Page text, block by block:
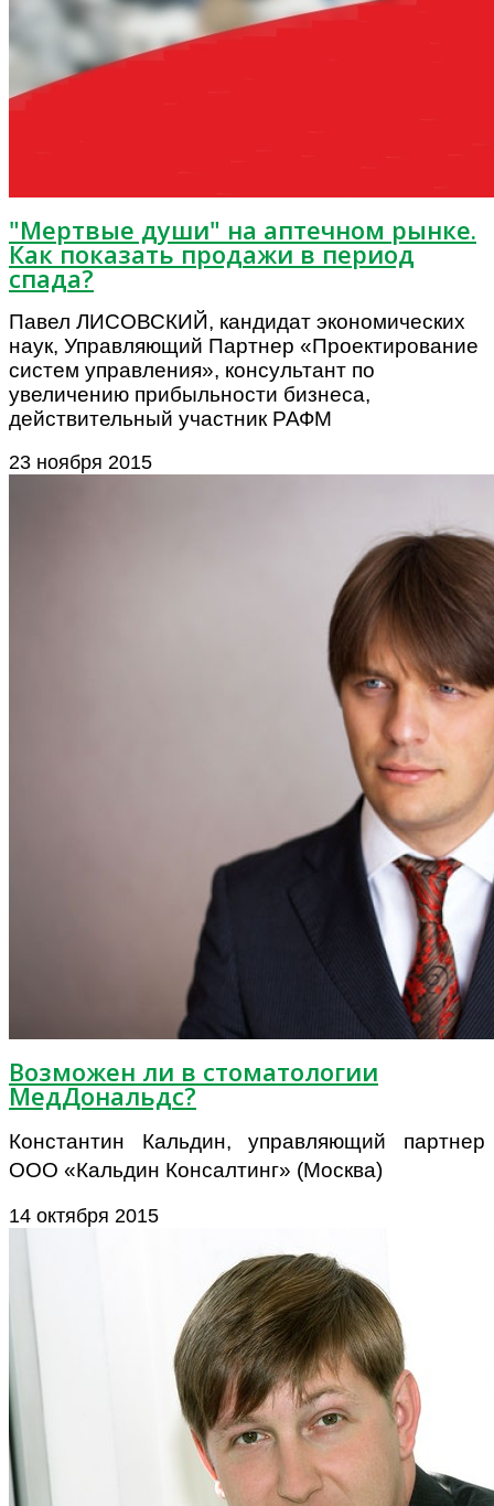
"Мертвые души" на аптечном рынке.
Как показать продажи в период
спада?
Павел ЛИСОВСКИЙ, кандидат экономических
наук, Управляющий Партнер «Проектирование
систем управления», консультант по
увеличению прибыльности бизнеса,
действительный участник РАФМ
23 ноября 2015
Возможен ли в стоматологии
МедДональдс?
Константин Кальдин, управляющий партнер
ООО «Кальдин Консалтинг» (Москва)
14 октября 2015